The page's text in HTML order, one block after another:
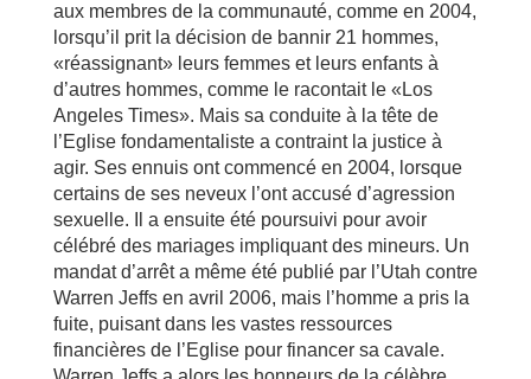
aux membres de la communauté, comme en 2004,
lorsqu’il prit la décision de bannir 21 hommes,
«réassignant» leurs femmes et leurs enfants à
d’autres hommes, comme le racontait le «Los
Angeles Times». Mais sa conduite à la tête de
l’Eglise fondamentaliste a contraint la justice à
agir. Ses ennuis ont commencé en 2004, lorsque
certains de ses neveux l’ont accusé d’agression
sexuelle. Il a ensuite été poursuivi pour avoir
célébré des mariages impliquant des mineurs. Un
mandat d’arrêt a même été publié par l’Utah contre
Warren Jeffs en avril 2006, mais l’homme a pris la
fuite, puisant dans les vastes ressources
financières de l’Eglise pour financer sa cavale.